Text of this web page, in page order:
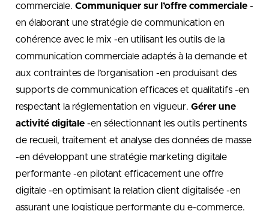
commerciale. Communiquer sur l’offre commerciale -
en élaborant une stratégie de communication en
cohérence avec le mix -en utilisant les outils de la
communication commerciale adaptés à la demande et
aux contraintes de l’organisation -en produisant des
supports de communication efficaces et qualitatifs -en
respectant la réglementation en vigueur. Gérer une
activité digitale -en sélectionnant les outils pertinents
de recueil, traitement et analyse des données de masse
-en développant une stratégie marketing digitale
performante -en pilotant efficacement une offre
digitale -en optimisant la relation client digitalisée -en
assurant une logistique performante du e-commerce.